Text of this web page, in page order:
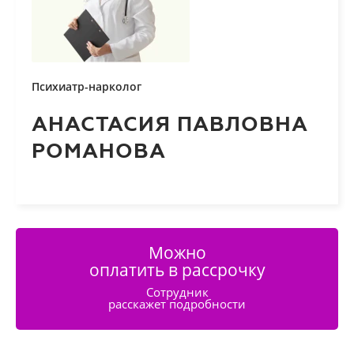
Психиатр-нарколог
АНАСТАСИЯ ПАВЛОВНА
РОМАНОВА
Можно
оплатить в рассрочку
Сотрудник
расскажет подробности